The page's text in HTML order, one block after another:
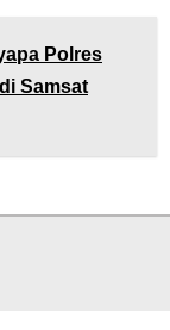
Polres
Samsat